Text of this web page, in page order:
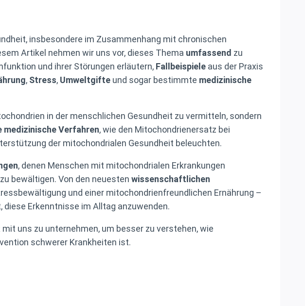
insbesondere im Zusammenhang mit chronischen
Artikel nehmen wir uns vor, dieses Thema umfassend zu
und ihrer Störungen erläutern, Fallbeispiele aus der Praxis
, Stress, Umweltgifte und sogar bestimmte medizinische
in der menschlichen Gesundheit zu vermitteln, sondern
medizinische Verfahren, wie den Mitochondrienersatz bei
der mitochondrialen Gesundheit beleuchten.
, denen Menschen mit mitochondrialen Erkrankungen
bewältigen. Von den neuesten wissenschaftlichen
und einer mitochondrienfreundlichen Ernährung –
Erkenntnisse im Alltag anzuwenden.
uns zu unternehmen, um besser zu verstehen, wie
schwerer Krankheiten ist.